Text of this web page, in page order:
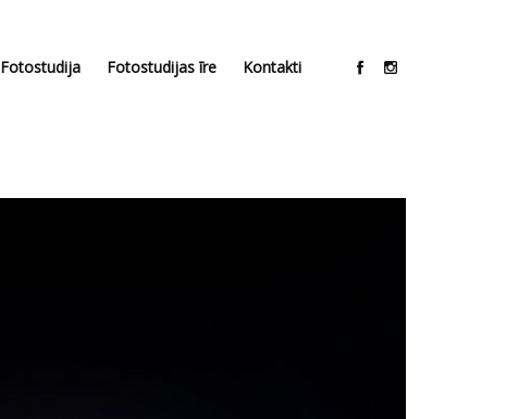
Fotostudija Fotostudijas īre Kontakti